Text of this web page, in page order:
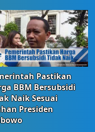
Pastikan
BBM Bersubsidi
Naik Sesuai
Presiden